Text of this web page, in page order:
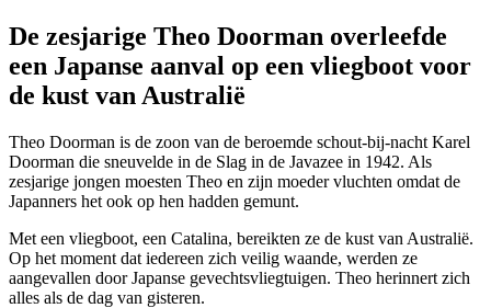
De zesjarige Theo Doorman overleefde
een Japanse aanval op een vliegboot voor
de kust van Australië
Theo Doorman is de zoon van de beroemde schout-bij-nacht Karel
Doorman die sneuvelde in de Slag in de Javazee in 1942. Als
zesjarige jongen moesten Theo en zijn moeder vluchten omdat de
Japanners het ook op hen hadden gemunt.
Met een vliegboot, een Catalina, bereikten ze de kust van Australië.
Op het moment dat iedereen zich veilig waande, werden ze
aangevallen door Japanse gevechtsvliegtuigen. Theo herinnert zich
alles als de dag van gisteren.